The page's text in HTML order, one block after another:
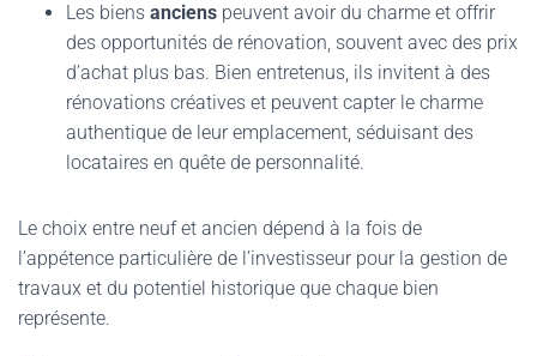
Les biens anciens peuvent avoir du charme et offrir
des opportunités de rénovation, souvent avec des prix
d’achat plus bas. Bien entretenus, ils invitent à des
rénovations créatives et peuvent capter le charme
authentique de leur emplacement, séduisant des
locataires en quête de personnalité.
Le choix entre neuf et ancien dépend à la fois de
l’appétence particulière de l’investisseur pour la gestion de
travaux et du potentiel historique que chaque bien
représente.